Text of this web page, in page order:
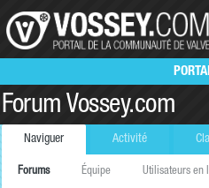
Forum Vossey.com
Naviguer
Forums Équipe Utilisateurs en
Activité